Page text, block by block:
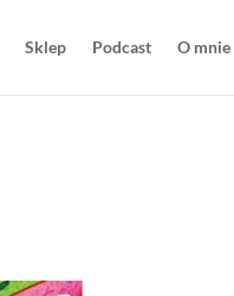
Sklep Podcast O mnie